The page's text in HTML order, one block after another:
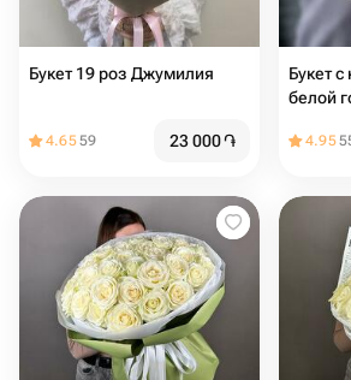
Букет 19 роз Джумилия
4.6559 23 000֏
Букет
белой
4.95